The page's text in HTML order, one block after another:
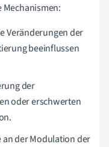
Veränderungen der
beeinflussen
der
oder erschwerten
an der Modulation der